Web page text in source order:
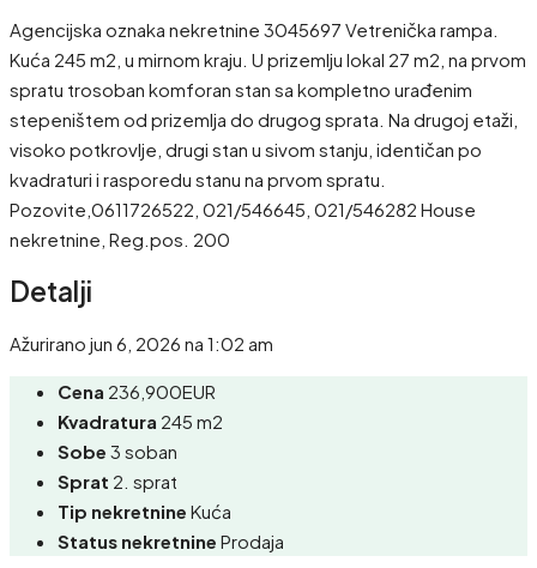
Agencijska oznaka nekretnine 3045697 Vetrenička rampa.
Kuća 245 m2, u mirnom kraju. U prizemlju lokal 27 m2, na prvom
spratu trosoban komforan stan sa kompletno urađenim
stepeništem od prizemlja do drugog sprata. Na drugoj etaži,
visoko potkrovlje, drugi stan u sivom stanju, identičan po
kvadraturi i rasporedu stanu na prvom spratu.
Pozovite,0611726522, 021/546645, 021/546282 House
nekretnine, Reg.pos. 200
Detalji
Ažurirano jun 6, 2026 na 1:02 am
Cena 236,900EUR
Kvadratura 245 m2
Sobe 3 soban
Sprat 2. sprat
Tip nekretnine Kuća
Status nekretnine Prodaja